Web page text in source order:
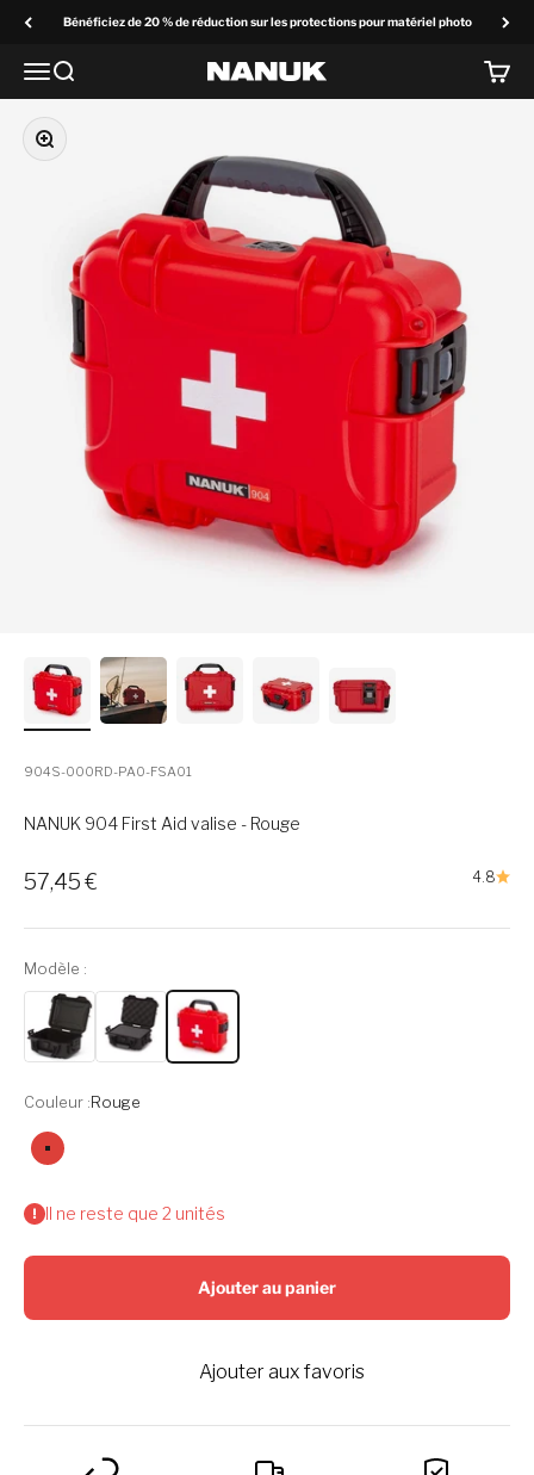
Bénéficiez de 20 % de réduction sur les protections pour matériel photo
MenuRecherchez NANUK Europe Panier
Zoom
904S-000RD-PA0-FSA01
NANUK 904 First Aid valise - Rouge
4.8
Prix de vente
57,45 €
Modèle :
Couleur : Rouge
Rouge
Il ne reste que 2 unités
Ajouter au panier
Ajouter aux favoris